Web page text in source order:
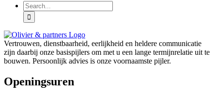
Search
for:
Vertrouwen, dienstbaarheid, eerlijkheid en heldere communicatie
zijn daarbij onze basispijlers om met u een lange termijnrelatie uit te
bouwen. Persoonlijk advies is onze voornaamste pijler.
Openingsuren